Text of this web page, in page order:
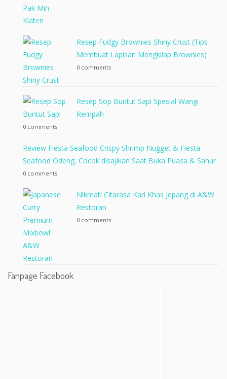
Resep Fudgy Brownies Shiny Crust (Tips
Membuat Lapisan Mengkilap Brownies)
0 comments
Resep Sop Buntut Sapi Spesial Wangi
Rempah
0 comments
Review Fiesta Seafood Crispy Shrimp Nugget & Fiesta
Seafood Odeng, Cocok disajikan Saat Buka Puasa & Sahur
0 comments
Nikmati Citarasa Kari Khas Jepang di A&W
Restoran
0 comments
Fanpage Facebook